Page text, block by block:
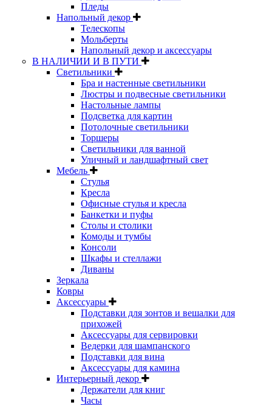
Пледы
Напольный декор
Телескопы
Мольберты
Напольный декор и аксессуары
В НАЛИЧИИ И В ПУТИ
Светильники
Бра и настенные светильники
Люстры и подвесные светильники
Настольные лампы
Подсветка для картин
Потолочные светильники
Торшеры
Светильники для ванной
Уличный и ландшафтный свет
Мебель
Стулья
Кресла
Офисные стулья и кресла
Банкетки и пуфы
Столы и столики
Комоды и тумбы
Консоли
Шкафы и стеллажи
Диваны
Зеркала
Ковры
Аксессуары
Подставки для зонтов и вешалки для
прихожей
Аксессуары для сервировки
Ведерки для шампанского
Подставки для вина
Аксессуары для камина
Интерьерный декор
Держатели для книг
Часы